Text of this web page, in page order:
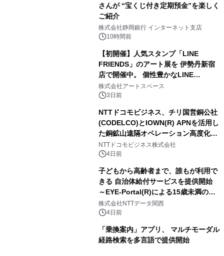
さんが “宝くじ付き定期預金”を楽しく
ご紹介
株式会社静岡銀行 インターネット支店
10時間前
【初開催】人気スタンプ「LINE
FRIENDS」のアート展を 伊勢丹新宿
店で開催中。 個性豊かなLINE
FRIENDSの仲間たちが インテリアア
ートとして新たな魅力を発信。
株式会社アートスペース
3日前
NTTドコモビジネス、チリ国営銅公社
(CODELCO)とIOWN(R) APNを活用し
た銅鉱山遠隔オペレーション高度化に
向けた調査・実証を開始
NTTドコモビジネス株式会社
4日前
子どもから高齢者まで、誰もが利用で
きる 自治体給付サービスを提供開始
～EYE-Portal(R)による15歳未満の本
人認証と デジタルデバイド対策で実現
～
株式会社NTTデータ関西
4日前
「乗換案内」アプリ、 マルチモーダル
経路検索を多言語で提供開始